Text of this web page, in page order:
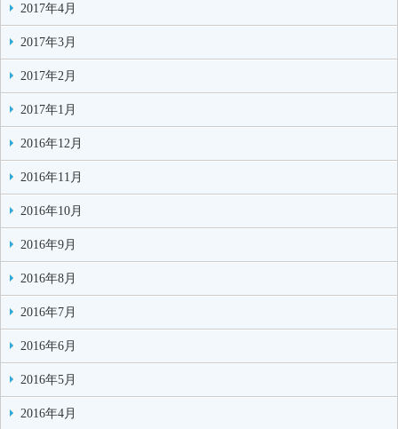
2017年4月
2017年3月
2017年2月
2017年1月
2016年12月
2016年11月
2016年10月
2016年9月
2016年8月
2016年7月
2016年6月
2016年5月
2016年4月